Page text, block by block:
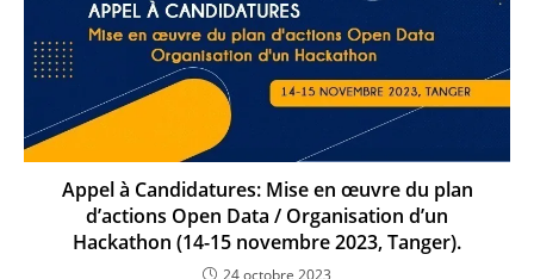
Appel à Candidatures: Mise en œuvre du plan
d’actions Open Data / Organisation d’un
Hackathon (14-15 novembre 2023, Tanger).
24 octobre 2023